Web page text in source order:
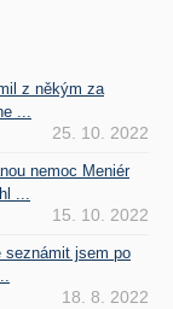
z někým za
...
25. 10. 2022
nemoc Meniér
...
15. 10. 2022
seznámit jsem po
18. 8. 2022